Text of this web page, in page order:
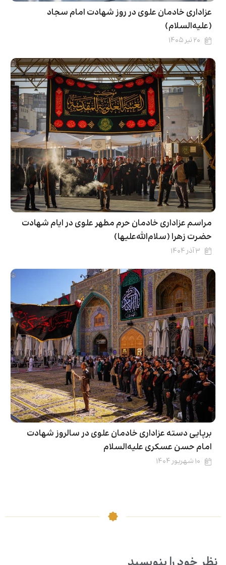
عزاداری خادمان علوی در روز شهادت امام سجاد
(علیه‌السلام)
۲۰ تیر ۱۴۰۵
مراسم عزاداری خادمان حرم مطهر علوی در ایام شهادت
حضرت زهرا (سلام‌الله‌علیها)
۳ آذر ۱۴۰۴
برپایی دسته عزاداری خادمان علوی در سالروز شهادت
امام حسن عسکری علیه‌السلام
۱۰ شهریور ۱۴۰۴